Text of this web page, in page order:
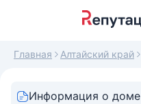
Главная Алтайский край
Информация о доме